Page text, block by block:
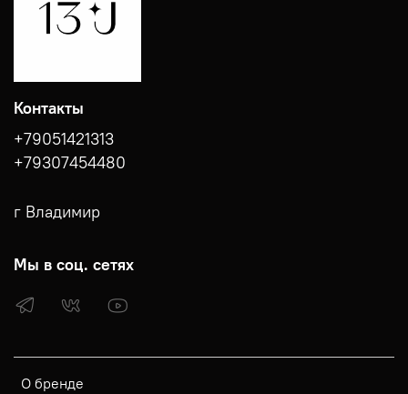
О бренде
Контакты
+79051421313
+79307454480
г Владимир
Мы в соц. сетях